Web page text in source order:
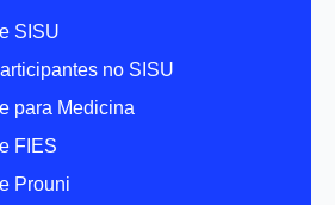
SISU
no SISU
para Medicina
FIES
Prouni